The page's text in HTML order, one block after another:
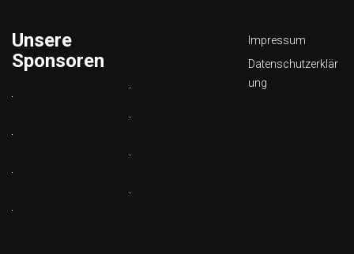
Unsere
Sponsoren
Impressum
Datenschutzerklär
ung